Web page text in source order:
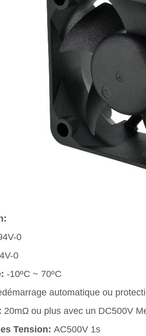
0
0
-10ºC ~ 70ºC
automatique ou
20mΩ ou plus avec un DC500V
Tension: AC500V 1s